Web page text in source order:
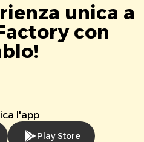
unica a
con
l'app
Play Store